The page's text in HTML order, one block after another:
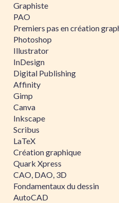
Graphiste
PAO
Premiers pas en création
Photoshop
Illustrator
InDesign
Digital Publishing
Affinity
Gimp
Canva
Inkscape
Scribus
LaTeX
Création graphique
Quark Xpress
CAO, DAO, 3D
Fondamentaux du dessin
AutoCAD